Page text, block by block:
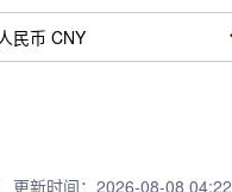
更新时间：2026-08-08